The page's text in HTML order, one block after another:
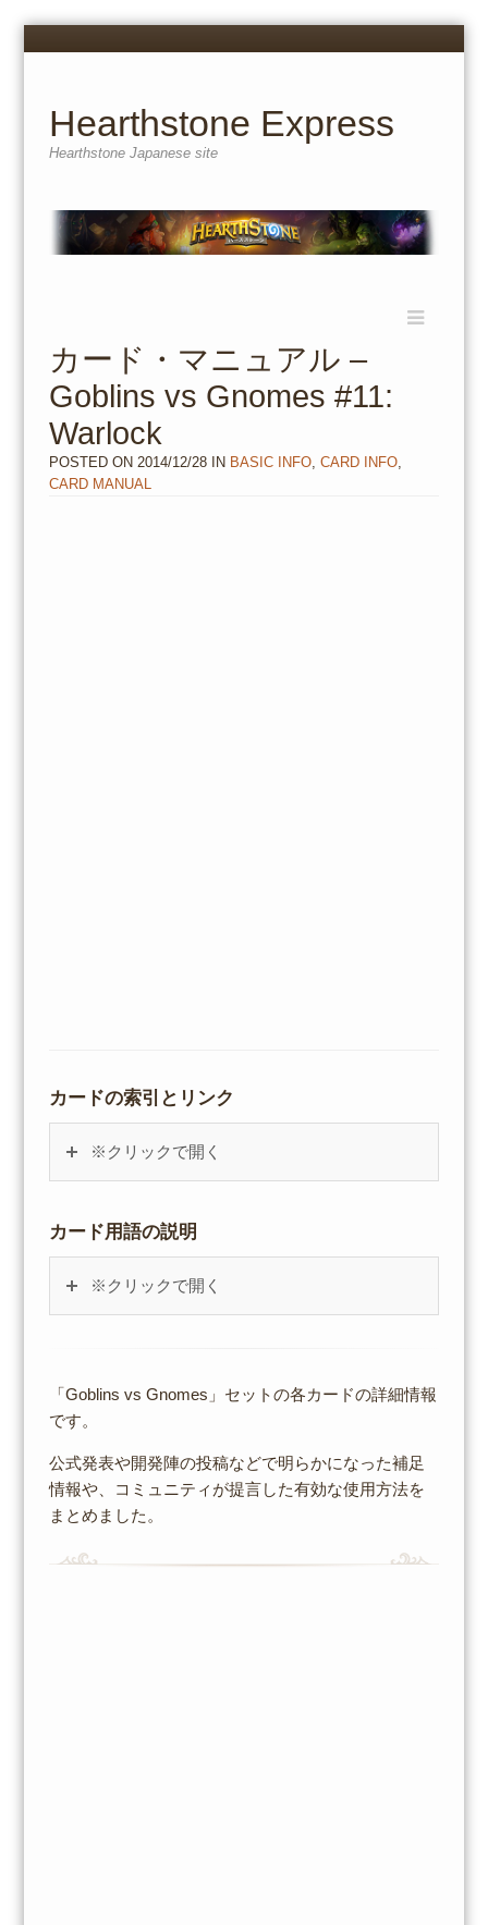
Menu
Hearthstone Express
Hearthstone Japanese site
content
カード・マニュアル –
Goblins vs Gnomes #11:
Warlock
POSTED ON 2014/12/28IN BASIC INFO, CARD INFO,
CARD MANUAL
カードの索引とリンク
※クリックで開く
カード用語の説明
※クリックで開く
「Goblins vs Gnomes」セットの各カードの詳細情報
です。
公式発表や開発陣の投稿などで明らかになった補足
情報や、コミュニティが提言した有効な使用方法を
まとめました。